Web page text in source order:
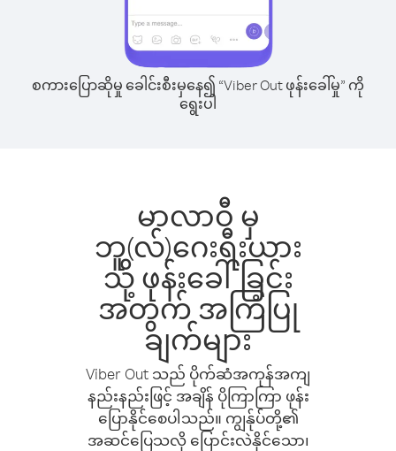
စကားပြောဆိုမှု ခေါင်းစီးမှနေ၍ “Viber Out ဖုန်းခေါ်မှု” ကို
ရွေးပါ
မာလာဝီ မှ
ဘူ(လ်)ဂေးရီးယား
သို့ ဖုန်းခေါ်ခြင်း
အတွက် အကြံပြု
ချက်များ
Viber Out သည် ပိုက်ဆံအကုန်အကျ
နည်းနည်းဖြင့် အချိန် ပိုကြာကြာ ဖုန်း
ပြောနိုင်စေပါသည်။ ကျွန်ုပ်တို့၏
အဆင်ပြေသလို ပြောင်းလဲနိုင်သော၊